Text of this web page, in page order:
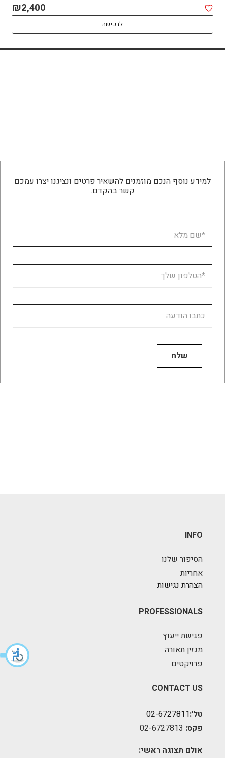
₪2,400
לרכישה
₪1,850
לרכישה
למידע נוסף הנכם מוזמנים להשאיר פרטים ונציגנו יצרו עמכם
קשר בהקדם.
INFO
הסיפור שלנו
אחריות
הצהרת נגישות
PROFESSIONALS
פגישת ייעוץ
מגזין תאורה
פרויקטים
CONTACT US
טל':02-6727811
פקס:
אולם תצוגה ראשי: